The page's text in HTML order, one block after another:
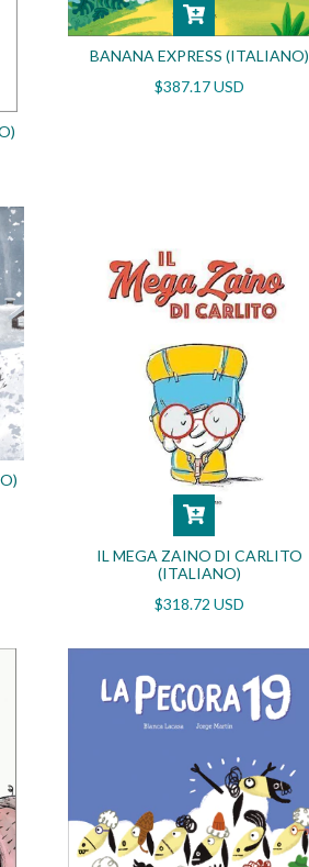
BANANA EXPRESS (ITALIANO)
$387.17 USD
IL MEGA ZAINO DI CARLITO
(ITALIANO)
$318.72 USD